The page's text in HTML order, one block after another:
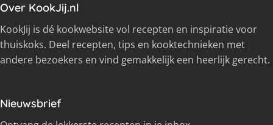
Over KookJij.nl
KookJij is dé kookwebsite vol recepten en inspiratie voor
thuiskoks. Deel recepten, tips en kooktechnieken met
andere bezoekers en vind gemakkelijk een heerlijk gerecht.
Nieuwsbrief